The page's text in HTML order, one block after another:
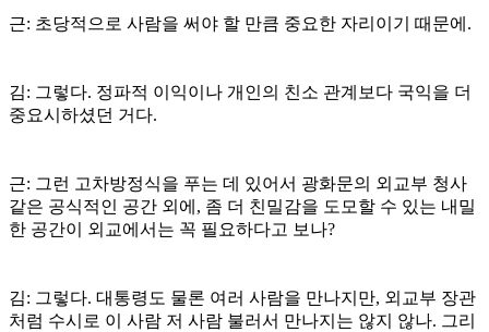
근: 초당적으로 사람을 써야 할 만큼 중요한 자리이기 때문에.
김: 그렇다. 정파적 이익이나 개인의 친소 관계보다 국익을 더
중요시하셨던 거다.
근: 그런 고차방정식을 푸는 데 있어서 광화문의 외교부 청사
같은 공식적인 공간 외에, 좀 더 친밀감을 도모할 수 있는 내밀
한 공간이 외교에서는 꼭 필요하다고 보나?
김: 그렇다. 대통령도 물론 여러 사람을 만나지만, 외교부 장관
처럼 수시로 이 사람 저 사람 불러서 만나지는 않지 않나. 그리